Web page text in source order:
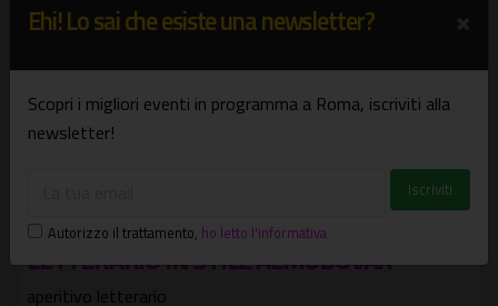
presentaAPERITIVO APERITIVO
LETTERARIO IN STILE ALMODOVAR
aperitivo letterario
Ehi! Lo sai che esiste una newsletter?
Scopri i migliori eventi in programma a Roma, iscriviti alla
newsletter!
Autorizzo il trattamento, ho letto l'informativa